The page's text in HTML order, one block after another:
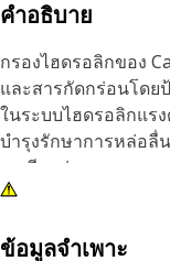
คำอธิบาย
กรองไฮดรอลิกของ
และสารกัดกร่อนโดย
ในระบบไฮดรอลิกแร
บำรุงรักษาการหล่อลื่
ละเอียดอ่อน
ข้อมูลจำเพาะ